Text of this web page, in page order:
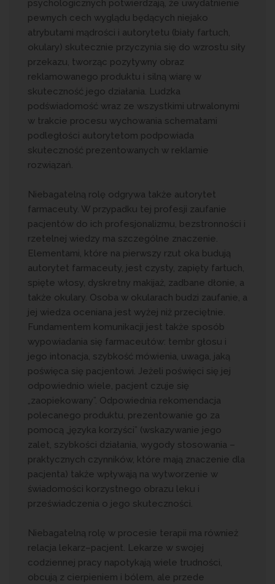
psychologicznych potwierdzają, że uwydatnienie
pewnych cech wyglądu będących niejako
atrybutami mądrości i autorytetu (biały fartuch,
okulary) skutecznie przyczynia się do wzrostu siły
przekazu, tworząc pozytywny obraz
reklamowanego produktu i silną wiarę w
skuteczność jego działania. Ludzka
podświadomość wraz ze wszystkimi utrwalonymi
w trakcie procesu wychowania schematami
podległości autorytetom podpowiada
skuteczność prezentowanych w reklamie
rozwiązań.
Niebagatelną rolę odgrywa także autorytet
farmaceuty. W przypadku tej profesji zaufanie
pacjentów do ich profesjonalizmu, bezstronności i
rzetelnej wiedzy ma szczególne znaczenie.
Elementami, które na pierwszy rzut oka budują
autorytet farmaceuty, jest czysty, zapięty fartuch,
spięte włosy, dyskretny makijaż, zadbane dłonie, a
także okulary. Osoba w okularach budzi zaufanie, a
jej wiedza oceniana jest wyżej niż przeciętnie.
Fundamentem komunikacji jest także sposób
wypowiadania się farmaceutów: tembr głosu i
jego intonacja, szybkość mówienia, uwaga, jaką
poświęca się pacjentowi. Jeżeli poświęci się jej
odpowiednio wiele, pacjent czuje się
„zaopiekowany”. Odpowiednia rekomendacja
polecanego produktu, prezentowanie go za
pomocą „języka korzyści” (wskazywanie jego
zalet, szybkości działania, wygody stosowania –
praktycznych czynników, które mają znaczenie dla
pacjenta) także wpływają na wytworzenie w
świadomości korzystnego obrazu leku i
przeświadczenia o jego skuteczności.
Niebagatelną rolę w procesie terapii ma również
relacja lekarz–pacjent. Lekarze w swojej
codziennej pracy napotykają wiele trudności,
obcują z cierpieniem i bólem, ale przede